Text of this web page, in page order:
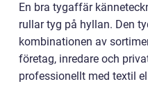
En bra tygaffär
rullar tyg på hyllan. Den
kombinationen av
företag, inredare och
professionellt med textil